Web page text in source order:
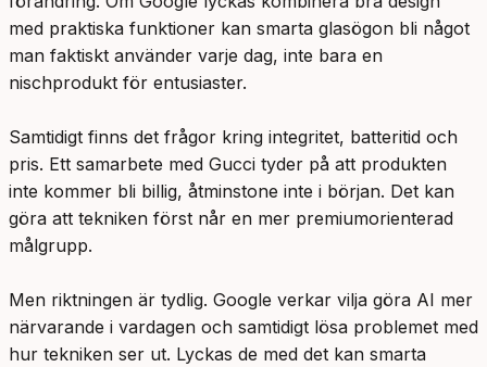
med praktiska funktioner kan smarta glasögon bli något
man faktiskt använder varje dag, inte bara en
nischprodukt för entusiaster.
Samtidigt finns det frågor kring integritet, batteritid och
pris. Ett samarbete med Gucci tyder på att produkten
inte kommer bli billig, åtminstone inte i början. Det kan
göra att tekniken först når en mer premiumorienterad
målgrupp.
Men riktningen är tydlig. Google verkar vilja göra AI mer
närvarande i vardagen och samtidigt lösa problemet med
hur tekniken ser ut. Lyckas de med det kan smarta